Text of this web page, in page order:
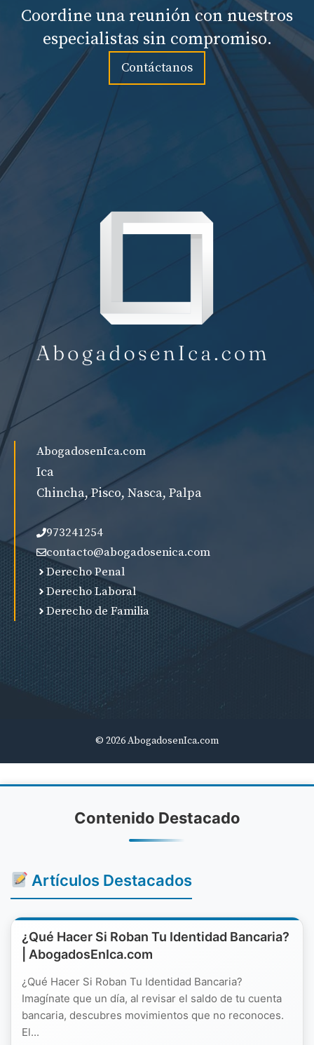
Coordine una reunión con nuestros
especialistas sin compromiso.
Contáctanos
AbogadosenIca.com
Ica
Chincha, Pisco, Nasca, Palpa
973241254
contacto@abogadosenica.com
Derecho Penal
Derecho Laboral
Derecho de Familia
© 2026 AbogadosenIca.com
Contenido Destacado
Artículos Destacados
¿Qué Hacer Si Roban Tu Identidad Bancaria?
| AbogadosEnIca.com
¿Qué Hacer Si Roban Tu Identidad Bancaria?
Imagínate que un día, al revisar el saldo de tu cuenta
bancaria, descubres movimientos que no reconoces.
El...